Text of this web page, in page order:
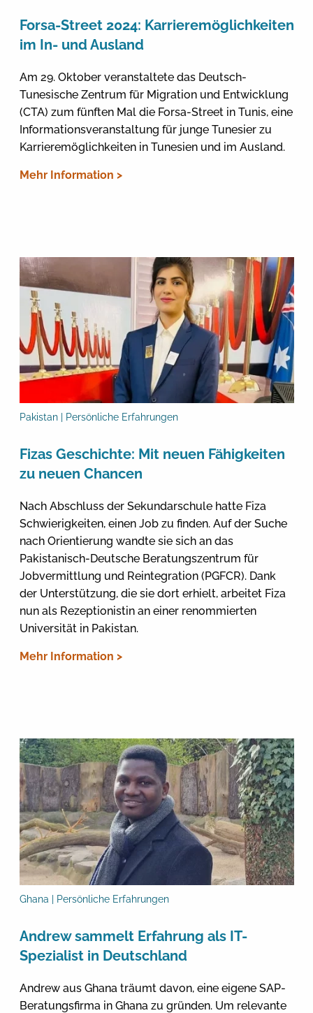
Forsa-Street 2024: Karrieremöglichkeiten
im In- und Ausland
Am 29. Oktober veranstaltete das Deutsch-
Tunesische Zentrum für Migration und Entwicklung
(CTA) zum fünften Mal die Forsa-Street in Tunis, eine
Informationsveranstaltung für junge Tunesier zu
Karrieremöglichkeiten in Tunesien und im Ausland.
Mehr Information >
Pakistan | Persönliche Erfahrungen
Fizas Geschichte: Mit neuen Fähigkeiten
zu neuen Chancen
Nach Abschluss der Sekundarschule hatte Fiza
Schwierigkeiten, einen Job zu finden. Auf der Suche
nach Orientierung wandte sie sich an das
Pakistanisch-Deutsche Beratungszentrum für
Jobvermittlung und Reintegration (PGFCR). Dank
der Unterstützung, die sie dort erhielt, arbeitet Fiza
nun als Rezeptionistin an einer renommierten
Universität in Pakistan.
Mehr Information >
Ghana | Persönliche Erfahrungen
Andrew sammelt Erfahrung als IT-
Spezialist in Deutschland
Andrew aus Ghana träumt davon, eine eigene SAP-
Beratungsfirma in Ghana zu gründen. Um relevante